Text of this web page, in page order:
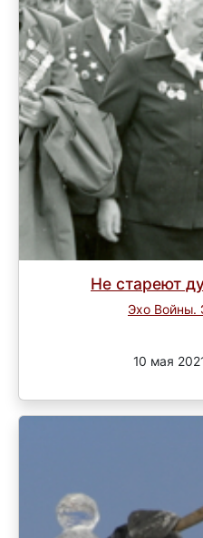
Не стареют
Эхо Войны.
10 мая